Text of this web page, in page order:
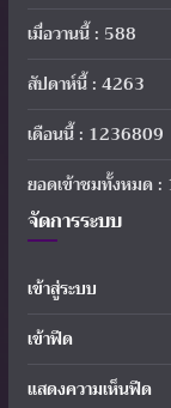
เมื่อวานนี้ : 588
สัปดาห์นี้ : 4263
เดือนนี้ : 1236809
ยอดเข้าชมทั้งหมด
จัดการระบบ
เข้าสู่ระบบ
เข้าฟีด
แสดงความเห็นฟีด